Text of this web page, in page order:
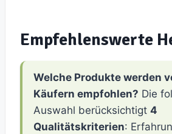
Empfehlenswerte
Welche Produkte werden
Käufern empfohlen? Die
Auswahl berücksichtigt 4
Qualitätskriterien: